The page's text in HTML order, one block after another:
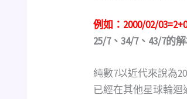
例如：2000/02/
25/7、34/7、43/7的解
純數7以近代來說為
已經在其他星球輪